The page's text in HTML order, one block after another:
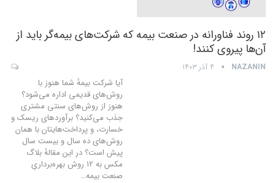
۱۲ روند فناورانه در صنعت بیمه که شرکت‌های بیمه‌گر باید از
آن‌ها پیروی کنند!
NAZANIN ۴ آذر ۱۴۰۳
آیا شرکت بیمهٔ شما هنوز با
روش‌های قدیمی اداره می‌شود؟
هنوز از روش‌های سنتی مشتری
جذب می‌کنید؟ برآوردهای ریسک و
خسارت، و پرداخت‌هایتان با همان
روش‌های ده سال و بیست سال
پیش است؟ در این مقالهٔ بلاگ
مکس به ۱۲ روش بهره‌برداریِ
صنعت بیمه…